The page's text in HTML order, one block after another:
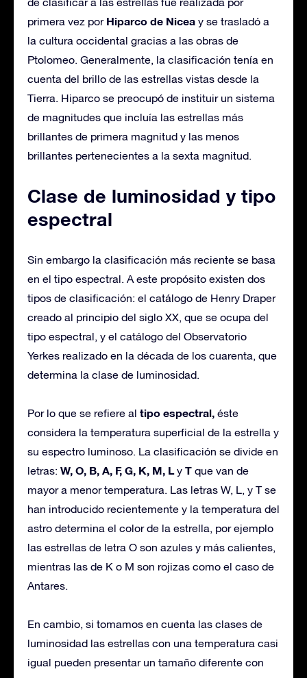
primera vez por Hiparco de Nicea y se trasladó a
la cultura occidental gracias a las obras de
Ptolomeo. Generalmente, la clasificación tenía en
cuenta del brillo de las estrellas vistas desde la
Tierra. Hiparco se preocupó de instituir un sistema
de magnitudes que incluía las estrellas más
brillantes de primera magnitud y las menos
brillantes pertenecientes a la sexta magnitud.
Clase de luminosidad y tipo
espectral
Sin embargo la clasificación más reciente se basa
en el tipo espectral. A este propósito existen dos
tipos de clasificación: el catálogo de Henry Draper
creado al principio del siglo XX, que se ocupa del
tipo espectral, y el catálogo del Observatorio
Yerkes realizado en la década de los cuarenta, que
determina la clase de luminosidad.
Por lo que se refiere al tipo espectral, éste
considera la temperatura superficial de la estrella y
su espectro luminoso. La clasificación se divide en
letras: W, O, B, A, F, G, K, M, Ly T que van de
mayor a menor temperatura. Las letras W, L, y T se
han introducido recientemente y la temperatura del
astro determina el color de la estrella, por ejemplo
las estrellas de letra O son azules y más calientes,
mientras las de K o M son rojizas como el caso de
Antares.
En cambio, si tomamos en cuenta las clases de
luminosidad las estrellas con una temperatura casi
igual pueden presentar un tamaño diferente con